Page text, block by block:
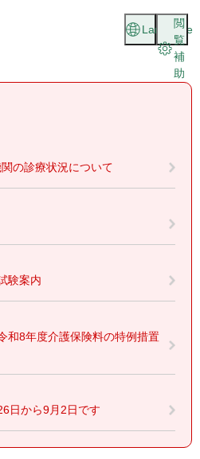
閲
覧
補
助
Language
の診療状況について
験案内
和8年度介護保険料の特例措置
日から9月2日です